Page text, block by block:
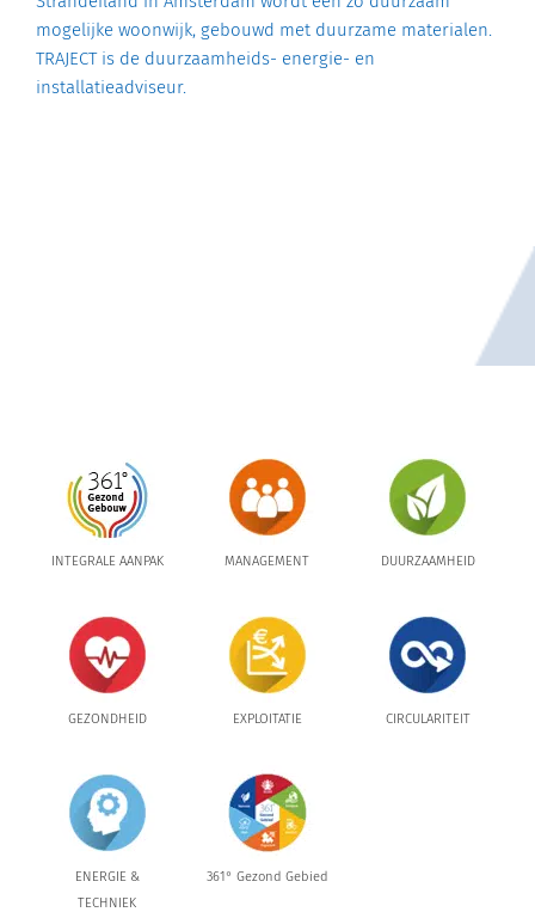
mogelijke woonwijk, gebouwd met duurzame materialen.
TRAJECT is de duurzaamheids- energie- en
installatieadviseur.
INTEGRALE AANPAK MANAGEMENT DUURZAAMHEID
GEZONDHEID EXPLOITATIE CIRCULARITEIT
ENERGIE &
TECHNIEK
361° Gezond Gebied